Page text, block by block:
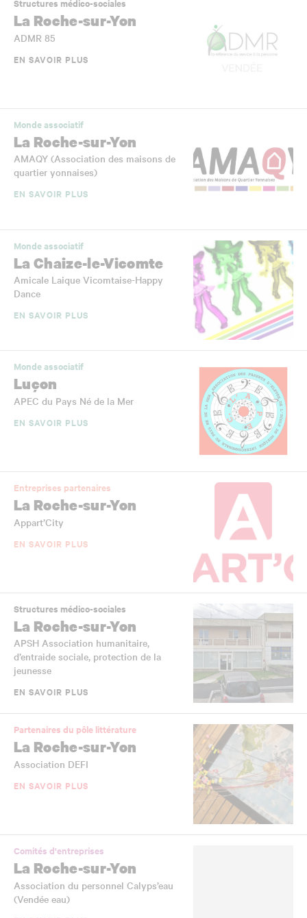
Structures médico-sociales
La Roche-sur-Yon
ADMR 85
EN SAVOIR PLUS
Monde associatif
La Roche-sur-Yon
AMAQY (Association des maisons de
quartier yonnaises)
EN SAVOIR PLUS
Monde associatif
La Chaize-le-Vicomte
Amicale Laique Vicomtaise-Happy
Dance
EN SAVOIR PLUS
Monde associatif
Luçon
APEC du Pays Né de la Mer
EN SAVOIR PLUS
Entreprises partenaires
La Roche-sur-Yon
Appart’City
EN SAVOIR PLUS
Structures médico-sociales
La Roche-sur-Yon
APSH Association humanitaire,
d’entraide sociale, protection de la
jeunesse
EN SAVOIR PLUS
Partenaires du pôle littérature
La Roche-sur-Yon
Association DEFI
EN SAVOIR PLUS
Comités d'entreprises
La Roche-sur-Yon
Association du personnel Calyps’eau
(Vendée eau)